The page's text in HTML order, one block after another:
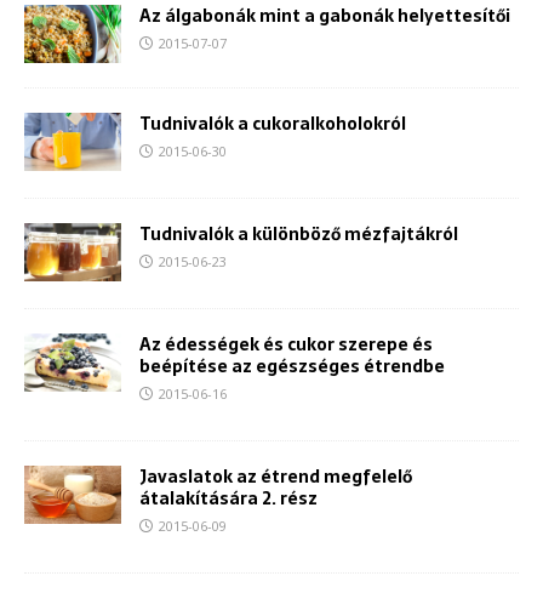
Az álgabonák mint a gabonák helyettesítői
2015-07-07
Tudnivalók a cukoralkoholokról
2015-06-30
Tudnivalók a különböző mézfajtákról
2015-06-23
Az édességek és cukor szerepe és
beépítése az egészséges étrendbe
2015-06-16
Javaslatok az étrend megfelelő
átalakítására 2. rész
2015-06-09